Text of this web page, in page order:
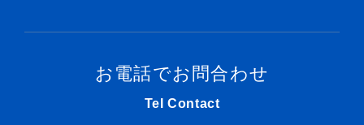
お電話でお問合わせ
Tel Contact